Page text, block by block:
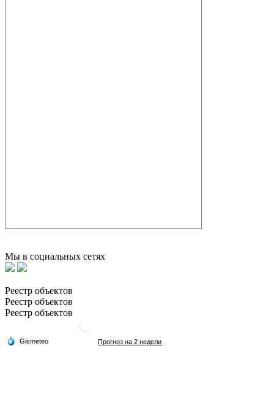
Мы в социальных сетях
Реестр объектов
Реестр объектов
Реестр объектов